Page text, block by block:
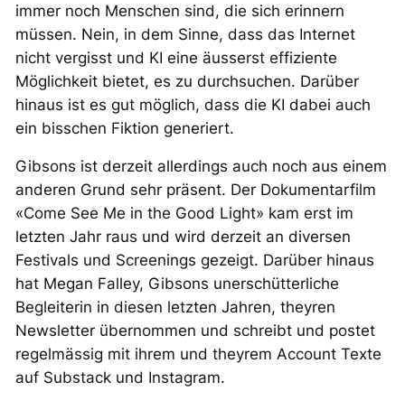
immer noch Menschen sind, die sich erinnern
müssen. Nein, in dem Sinne, dass das Internet
nicht vergisst und KI eine äusserst effiziente
Möglichkeit bietet, es zu durchsuchen. Darüber
hinaus ist es gut möglich, dass die KI dabei auch
ein bisschen Fiktion generiert.
Gibsons ist derzeit allerdings auch noch aus einem
anderen Grund sehr präsent. Der Dokumentarfilm
«Come See Me in the Good Light» kam erst im
letzten Jahr raus und wird derzeit an diversen
Festivals und Screenings gezeigt. Darüber hinaus
hat Megan Falley, Gibsons unerschütterliche
Begleiterin in diesen letzten Jahren, theyren
Newsletter übernommen und schreibt und postet
regelmässig mit ihrem und theyrem Account Texte
auf Substack und Instagram.